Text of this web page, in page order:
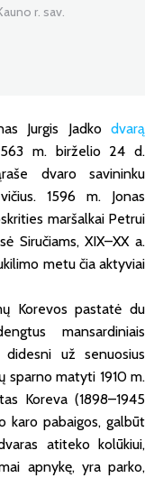
r. sav.
Jurgis Jadko dvarą
m. birželio 24 d.
dvaro savininku
1596 m. Jonas
maršalkai Petrui
Siručiams, XIX–XX a.
metu čia aktyviai
Korevos pastatė du
mansardiniais
už senuosius
sparno matyti 1910 m.
Koreva (1898–1945
karo pabaigos, galbūt
atiteko kolūkiui,
apnykę, yra parko,